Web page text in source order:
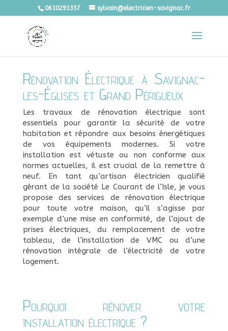
0610291357 sylvain@electricien-savignac.fr
Rénovation Électrique à Savignac-
les-Églises et Grand Périgueux
Les travaux de rénovation électrique sont
essentiels pour garantir la sécurité de votre
habitation et répondre aux besoins énergétiques
de vos équipements modernes. Si votre
installation est vétuste ou non conforme aux
normes actuelles, il est crucial de la remettre à
neuf. En tant qu’artisan électricien qualifié
gérant de la société Le Courant de l’Isle, je vous
propose des services de rénovation électrique
pour toute votre maison, qu’il s’agisse par
exemple d’une mise en conformité, de l’ajout de
prises électriques, du remplacement de votre
tableau, de l’installation de VMC ou d’une
rénovation intégrale de l’électricité de votre
logement.
Pourquoi rénover votre
installation électrique ?